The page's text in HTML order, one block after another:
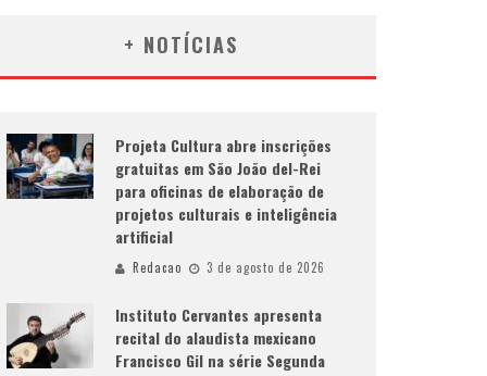
+ NOTÍCIAS
Projeta Cultura abre inscrições
gratuitas em São João del-Rei
para oficinas de elaboração de
projetos culturais e inteligência
artificial
Redacao 3 de agosto de 2026
Instituto Cervantes apresenta
recital do alaudista mexicano
Francisco Gil na série Segunda